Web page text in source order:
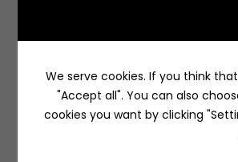
4962, King Saud University, Riyadh 12373
We serve cookies. If you think
"Accept all". You can also
cookies you want by clicking